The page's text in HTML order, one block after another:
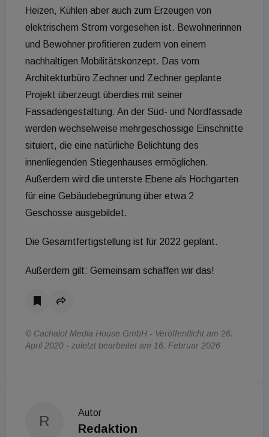
Heizen, Kühlen aber auch zum Erzeugen von
elektrischem Strom vorgesehen ist. Bewohnerinnen
und Bewohner profitieren zudem von einem
nachhaltigen Mobilitätskonzept. Das vom
Architekturbüro Zechner und Zechner geplante
Projekt überzeugt überdies mit seiner
Fassadengestaltung: An der Süd- und Nordfassade
werden wechselweise mehrgeschossige Einschnitte
situiert, die eine natürliche Belichtung des
innenliegenden Stiegenhauses ermöglichen.
Außerdem wird die unterste Ebene als Hochgarten
für eine Gebäudebegrünung über etwa 2
Geschosse ausgebildet.
Die Gesamtfertigstellung ist für 2022 geplant.
Außerdem gilt: Gemeinsam schaffen wir das!
© Cachalot Media House GmbH - Veröffentlicht am 26.
April 2020 - zuletzt bearbeitet am 16. Februar 2026
R
Autor
Redaktion